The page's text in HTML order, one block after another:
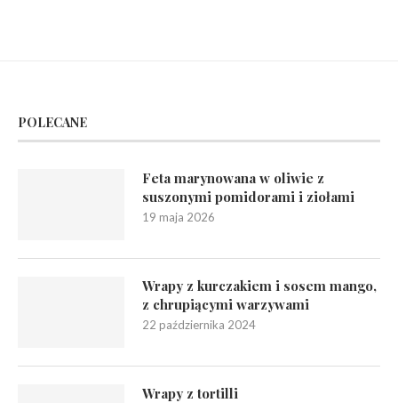
POLECANE
Feta marynowana w oliwie z
suszonymi pomidorami i ziołami
19 maja 2026
Wrapy z kurczakiem i sosem mango,
z chrupiącymi warzywami
22 października 2024
Wrapy z tortilli